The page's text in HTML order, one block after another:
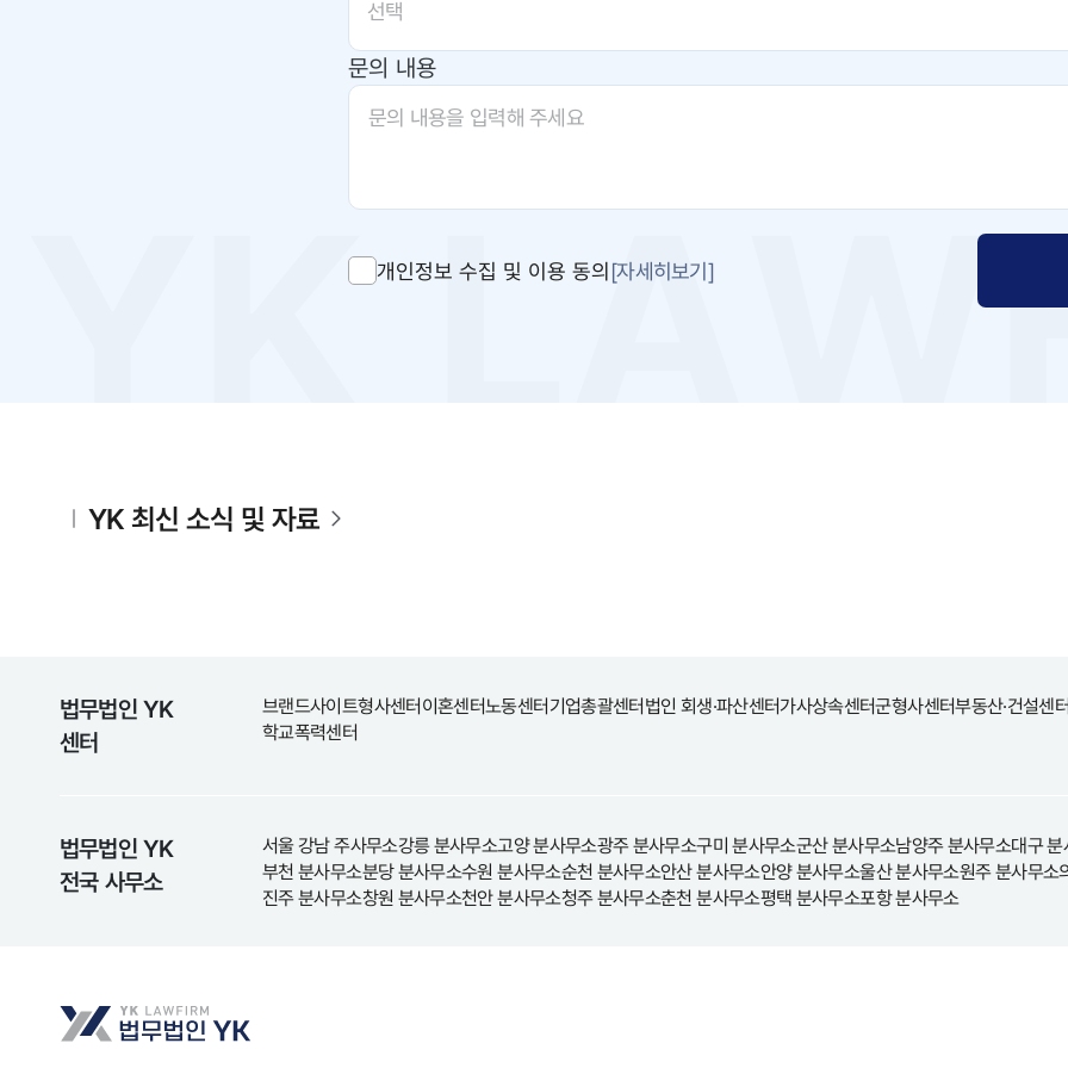
선택
문의 내용
개인정보 수집 및 이용 동의[자세히보기]
YK 최신 소식 및 자료
법무법인 YK
센터
브랜드사이트형사센터이혼센터노동센터기업총괄센터법인 회생·파산센터가사상속센터군형사센터부동산·건설센
학교폭력센터
법무법인 YK
전국 사무소
서울 강남 주사무소강릉 분사무소고양 분사무소광주 분사무소구미 분사무소군산 분사무소남양주 분사무소대구
부천 분사무소분당 분사무소수원 분사무소순천 분사무소안산 분사무소안양 분사무소울산 분사무소원주 분사무소
진주 분사무소창원 분사무소천안 분사무소청주 분사무소춘천 분사무소평택 분사무소포항 분사무소